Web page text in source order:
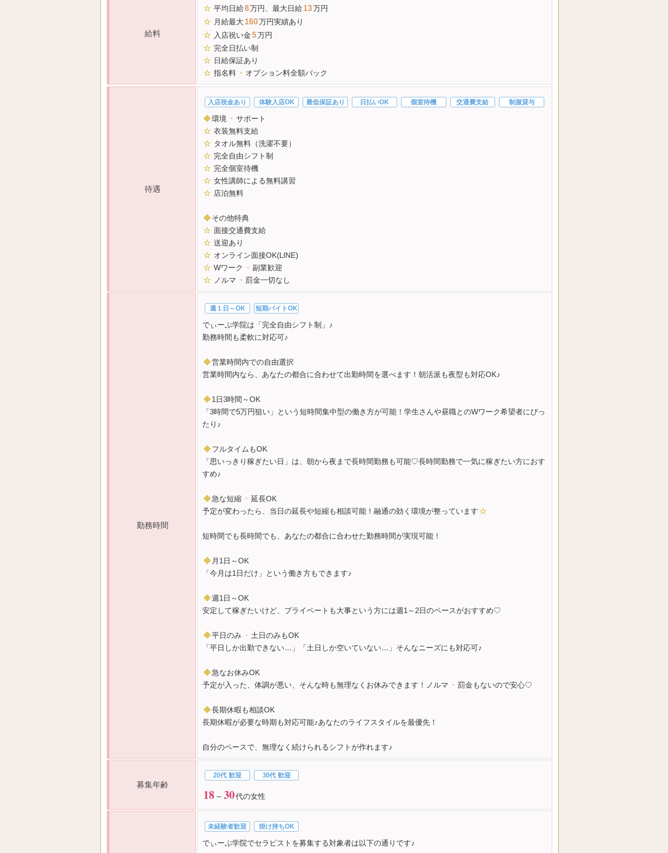
給料
☆ 平均日給8万円、最大日給13万円
☆ 月給最大 160万円実績あり
☆ 入店祝い金5万円
☆ 完全日払い制
☆ 日給保証あり
☆ 指名料 ・ オプション料全額バック
待遇
入店祝金あり 体験入店OK 最低保証あり 日払いOK 個室待機 交通費支給 制服貸与
◆環境 ・ サポート
☆ 衣装無料支給
☆ タオル無料（洗濯不要）
☆ 完全自由シフト制
☆ 完全個室待機
☆ 女性講師による無料講習
☆ 店泊無料
◆その他特典
☆ 面接交通費支給
☆ 送迎あり
☆ オンライン面接OK(LINE)
☆ Wワーク ・ 副業歓迎
☆ ノルマ ・ 罰金一切なし
勤務時間
週１日～OK 短期バイトOK
でぃーぷ学院は「完全自由シフト制」♪
勤務時間も柔軟に対応可♪
◆営業時間内での自由選択
営業時間内なら、あなたの都合に合わせて出勤時間を選べます！朝活派も夜型も対応OK♪
◆1日3時間～OK
「3時間で5万円狙い」という短時間集中型の働き方が可能！学生さんや昼職とのWワーク希望者にぴっ
たり♪
◆フルタイムもOK
「思いっきり稼ぎたい日」は、朝から夜まで長時間勤務も可能♡長時間勤務で一気に稼ぎたい方におす
すめ♪
◆急な短縮 ・ 延長OK
予定が変わったら、当日の延長や短縮も相談可能！融通の効く環境が整っています☆
短時間でも長時間でも、あなたの都合に合わせた勤務時間が実現可能！
◆ 月1日～OK
「今月は1日だけ」という働き方もできます♪
◆週1日～OK
安定して稼ぎたいけど、プライベートも大事という方には週1～2日のペースがおすすめ♡
◆平日のみ ・ 土日のみもOK
「平日しか出勤できない…」「土日しか空いていない…」そんなニーズにも対応可♪
◆急なお休みOK
予定が入った、体調が悪い、そんな時も無理なくお休みできます！ノルマ ・ 罰金もないので安心♡
◆長期休暇も相談OK
長期休暇が必要な時期も対応可能♪あなたのライフスタイルを最優先！
自分のペースで、無理なく続けられるシフトが作れます♪
募集年齢
20代 歓迎 30代 歓迎
18 ～ 30代の女性
未経験者歓迎 掛け持ちOK
でぃーぷ学院でセラピストを募集する対象者は以下の通りです♪